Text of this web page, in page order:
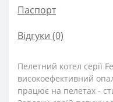
Паспорт
Відгуки (0)
Пелетний котел серії
високоефективний
працює на пелетах -